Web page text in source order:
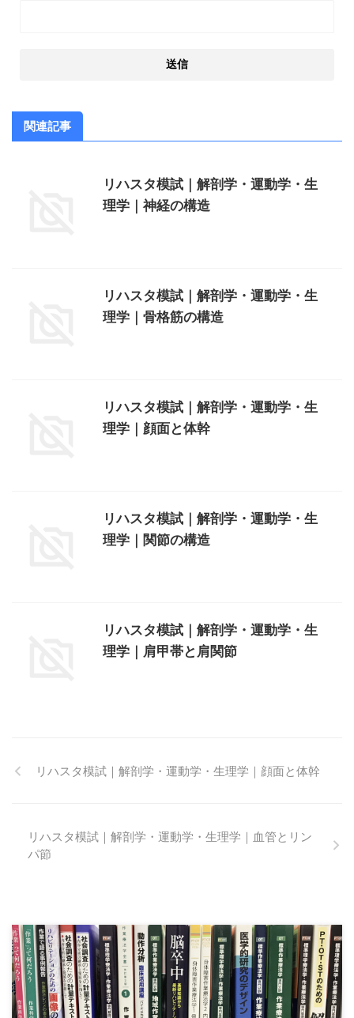
関連記事
リハスタ模試｜解剖学・運動学・生
理学｜神経の構造
リハスタ模試｜解剖学・運動学・生
理学｜骨格筋の構造
リハスタ模試｜解剖学・運動学・生
理学｜顔面と体幹
リハスタ模試｜解剖学・運動学・生
理学｜関節の構造
リハスタ模試｜解剖学・運動学・生
理学｜肩甲帯と肩関節
リハスタ模試｜解剖学・運動学・生理学｜顔面と体幹
リハスタ模試｜解剖学・運動学・生理学｜血管とリン
パ節